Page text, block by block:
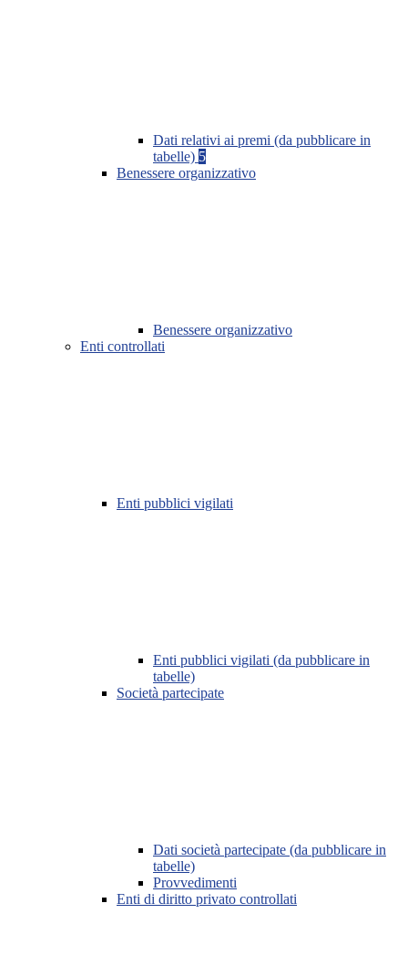
Dati relativi ai premi (da pubblicare in
tabelle) 5
Benessere organizzativo
Benessere organizzativo
Enti controllati
Enti pubblici vigilati
Enti pubblici vigilati (da pubblicare in
tabelle)
Società partecipate
Dati società partecipate (da pubblicare in
tabelle)
Provvedimenti
Enti di diritto privato controllati